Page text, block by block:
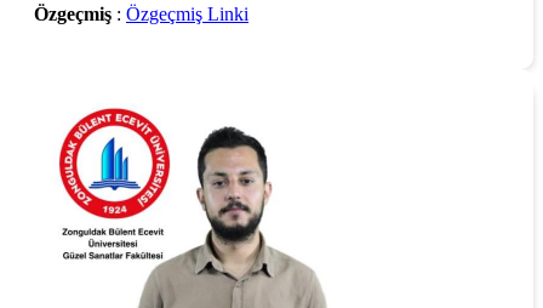
Özgeçmiş : Özgeçmiş Linki